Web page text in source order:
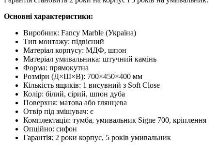
Основні характеристики:
Виробник: Fancy Marble (Україна)
Тип монтажу: підвісний
Матеріал корпусу: МДФ, шпон
Матеріал умивальника: штучний камінь
Форма: прямокутна
Розміри (Д×Ш×В): 700×450×400 мм
Кількість ящиків: 1 висувний з Soft Close
Колір: білий, сірий, шпон дуба
Поверхня: матова або глянцева
Отвір під змішувач: є
Комплектація: тумба, умивальник Signe 700, кріплення
Опційно: сифон
Гарантія: 2 роки корпус, 5 років умивальник